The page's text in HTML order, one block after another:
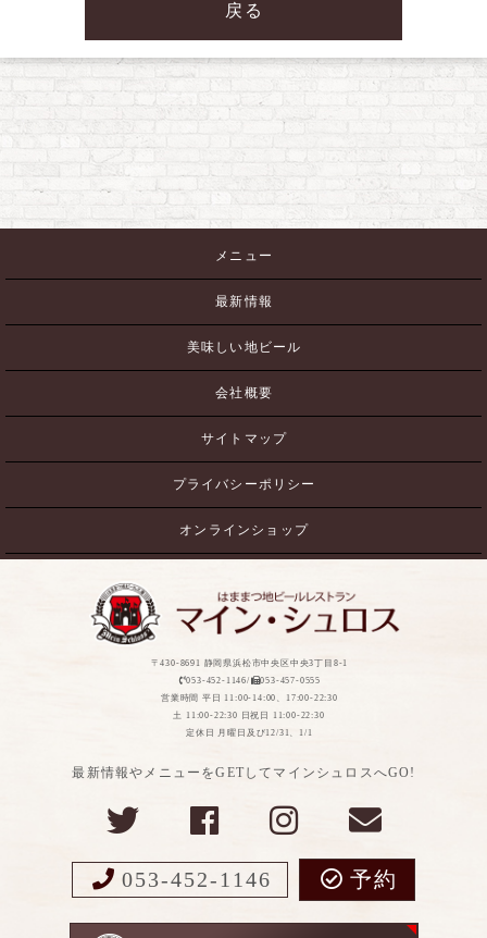
戻る
メニュー
最新情報
美味しい地ビール
会社概要
サイトマップ
プライバシーポリシー
オンラインショップ
〒430-8691 静岡県浜松市中央区中央3丁目8-1
053-452-1146/
053-457-0555
営業時間 平日 11:00-14:00、17:00-22:30
土 11:00-22:30 日祝日 11:00-22:30
定休日 月曜日及び12/31、1/1
最新情報やメニューをGETしてマインシュロスへGO!
053-452-1146 予約